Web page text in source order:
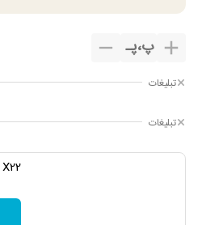
پ،پـ
تبلیغات
تبلیغات